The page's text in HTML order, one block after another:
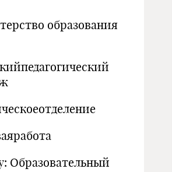
образования
Образовательный